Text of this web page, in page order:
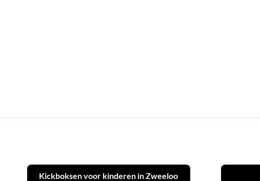
Kickboksen voor kinderen in Zweeloo